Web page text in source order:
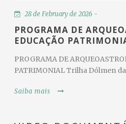
28 de February de 2026 -
PROGRAMA DE
EDUCAÇÃO
PROGRAMA DE
PATRIMONIAL Trilha Dólmen
Saiba mais